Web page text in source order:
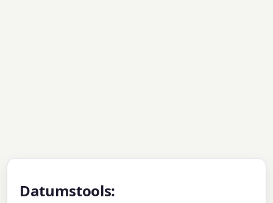
Datumstools: